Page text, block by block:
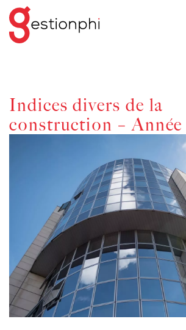
Indices divers de la
construction – Année